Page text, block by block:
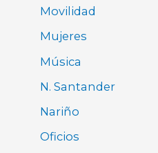
Movilidad
Mujeres
Música
N. Santander
Nariño
Oficios